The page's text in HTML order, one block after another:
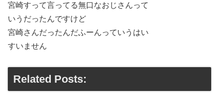
宮崎すって言ってる無口なおじさんって
いうだったんですけど
宮崎さんだったんだふーんっていうはい
すいません
Related Posts: